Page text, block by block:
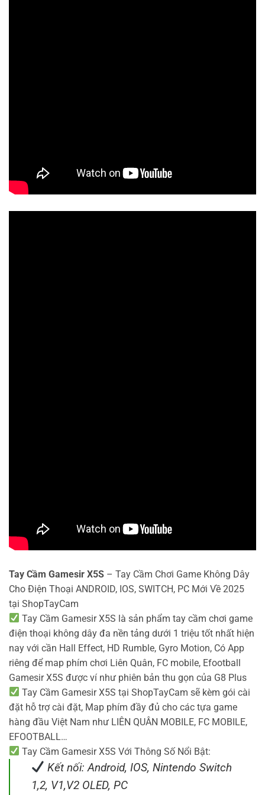
Tay Cầm Gamesir X5S – Tay Cầm Chơi Game Không Dây
Cho Điện Thoại ANDROID, IOS, SWITCH, PC Mới Về 2025
tại ShopTayCam
Tay Cầm Gamesir X5S là sản phẩm tay cầm chơi game
điện thoại không dây đa nền tảng dưới 1 triệu tốt nhất hiện
nay với cần Hall Effect, HD Rumble, Gyro Motion, Có App
riêng để map phím chơi Liên Quân, FC mobile, Efootball
Gamesir X5S được ví như phiên bản thu gọn của G8 Plus
Tay Cầm Gamesir X5S tại ShopTayCam sẽ kèm gói cài
đặt hỗ trợ cài đặt, Map phím đầy đủ cho các tựa game
hàng đầu Việt Nam như LIÊN QUÂN MOBILE, FC MOBILE,
EFOOTBALL…
Tay Cầm Gamesir X5S Với Thông Số Nổi Bật:
Kết nối: Android, IOS, Nintendo Switch
1,2, V1,V2 OLED, PC